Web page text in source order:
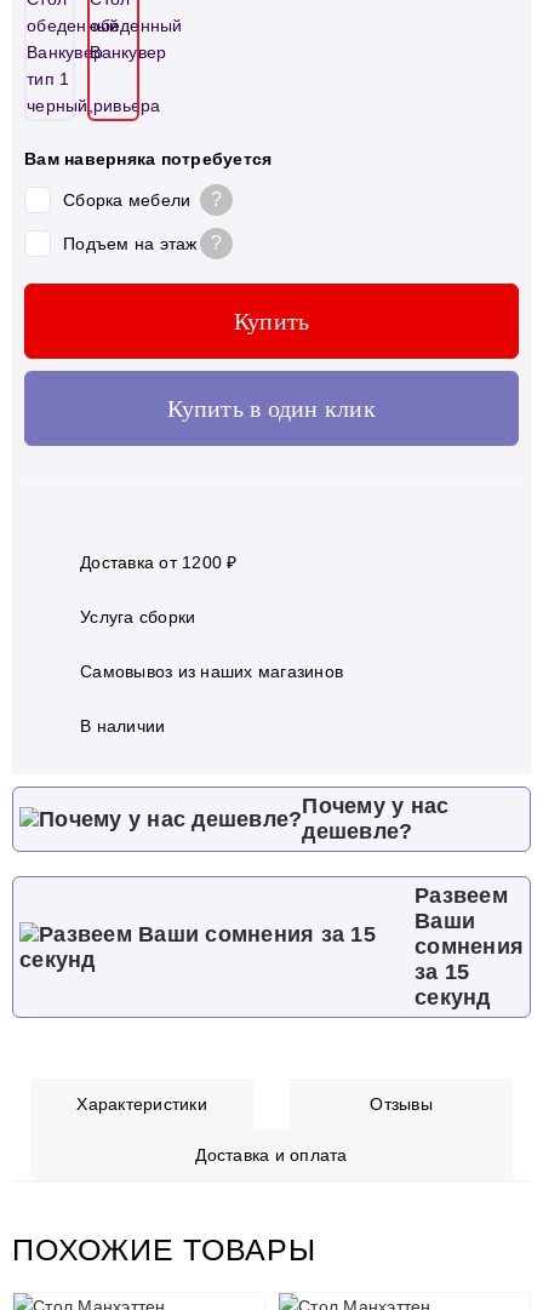
Вам наверняка потребуется
Сборка мебели ?
Подъем на этаж ?
Купить
Купить в один клик
Доставка от 1200 ₽
Услуга сборки
Самовывоз из наших магазинов
В наличии
Почему у нас
дешевле?
Развеем
Ваши
сомнения
за 15
секунд
Характеристики Отзывы
Доставка и оплата
ПОХОЖИЕ ТОВАРЫ